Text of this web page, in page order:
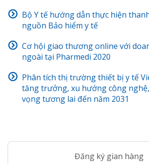
Bộ Y tế hướng dẫn thực hiện
nguồn Bảo hiểm y tế
Cơ hội giao thương online với
ngoài tại Pharmedi 2020
Phân tích thị trường thiết bị y tế
tăng trưởng, xu hướng công
vọng tương lai đến năm 2031
Đăng ký gian hàng